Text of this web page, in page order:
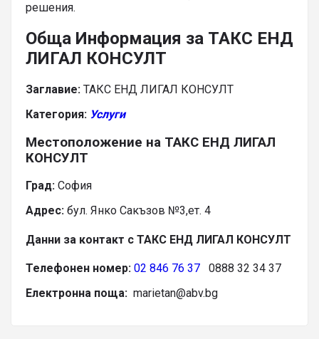
решения.
Обща Информация за ТАКС ЕНД
ЛИГАЛ КОНСУЛТ
Заглавие: ТАКС ЕНД ЛИГАЛ КОНСУЛТ
Категория: Услуги
Местоположение на ТАКС ЕНД ЛИГАЛ
КОНСУЛТ
Град: София
Адрес: бул. Янко Сакъзов №3,ет. 4
Данни за контакт с ТАКС ЕНД ЛИГАЛ КОНСУЛТ
Телефонен номер: 02 846 76 37 0888 32 34 37
Електронна поща: marietan@abv.bg